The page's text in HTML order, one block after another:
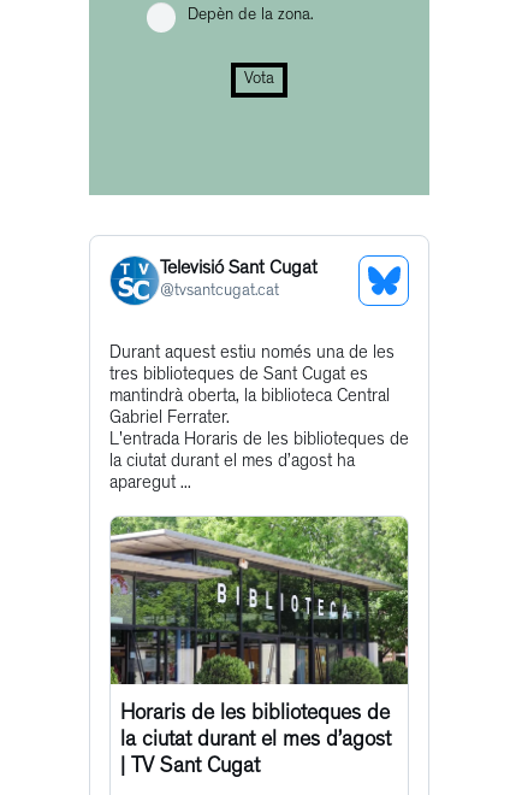
Depèn de la zona.
Vota
Televisió Sant Cugat
@tvsantcugat.cat
See
Profile
Get
to
this
post
Durant aquest estiu només una de les
tres biblioteques de Sant Cugat es
mantindrà oberta, la biblioteca Central
Gabriel Ferrater.
L'entrada Horaris de les biblioteques de
la ciutat durant el mes d’agost ha
aparegut ...
Horaris de les biblioteques de
la ciutat durant el mes d’agost
| TV Sant Cugat